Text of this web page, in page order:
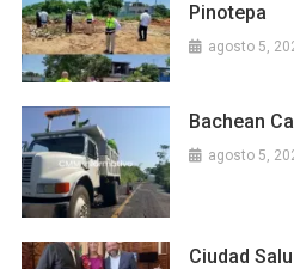
Pinotepa
agosto 5,
Bachean
agosto 5,
Ciudad